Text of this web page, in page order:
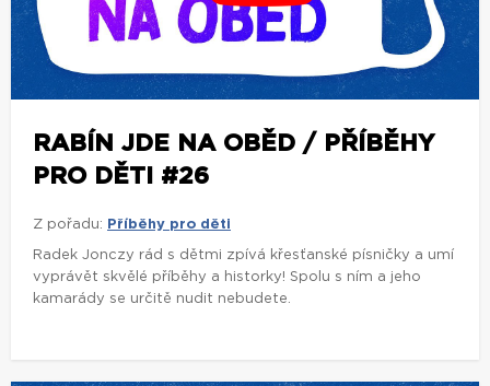
RABÍN JDE NA OBĚD / PŘÍBĚHY
PRO DĚTI #26
Z pořadu: Příběhy pro děti
Radek Jonczy rád s dětmi zpívá křesťanské písničky a umí
vyprávět skvělé příběhy a historky! Spolu s ním a jeho
kamarády se určitě nudit nebudete.